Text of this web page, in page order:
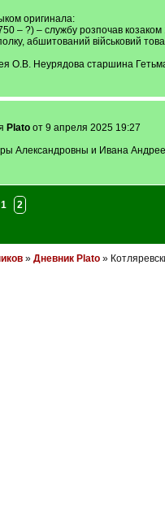
оригинала:
– ?) – службу розпочав
абшитований військовий
О.В. Неурядова старшина
Platoот 9 апреля 2025 19:27
Александровны и Ивана
1
2
» Дневник Plato»